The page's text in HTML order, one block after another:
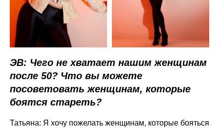
ЭВ: Чего не хватает нашим женщинам
после 50? Что вы можете
посоветовать женщинам, которые
боятся стареть?
Татьяна: Я хочу пожелать женщинам, которые бояться